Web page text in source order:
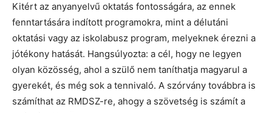
Kitért az anyanyelvű oktatás fontosságára, az ennek
fenntartására indított programokra, mint a délutáni
oktatási vagy az iskolabusz program, melyeknek érezni a
jótékony hatását. Hangsúlyozta: a cél, hogy ne legyen
olyan közösség, ahol a szülő nem taníthatja magyarul a
gyerekét, és még sok a tennivaló. A szórvány továbbra is
számíthat az RMDSZ-re, ahogy a szövetség is számít a